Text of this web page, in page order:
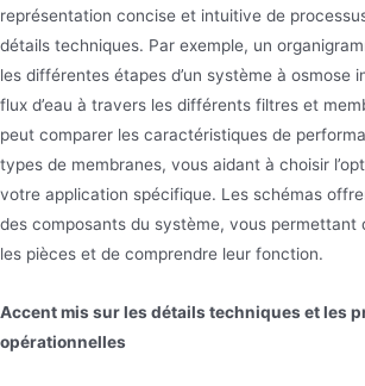
représentation concise et intuitive de
détails techniques. Par exemple, un
les différentes étapes d’un système à osmose
flux d’eau à travers les différents filtres et
peut comparer les caractéristiques de
types de membranes, vous aidant à choisir
votre application spécifique. Les schémas
des composants du système, vous permettant
les pièces et de comprendre leur fonction.
Accent mis sur les détails techniques et les
opérationnelles